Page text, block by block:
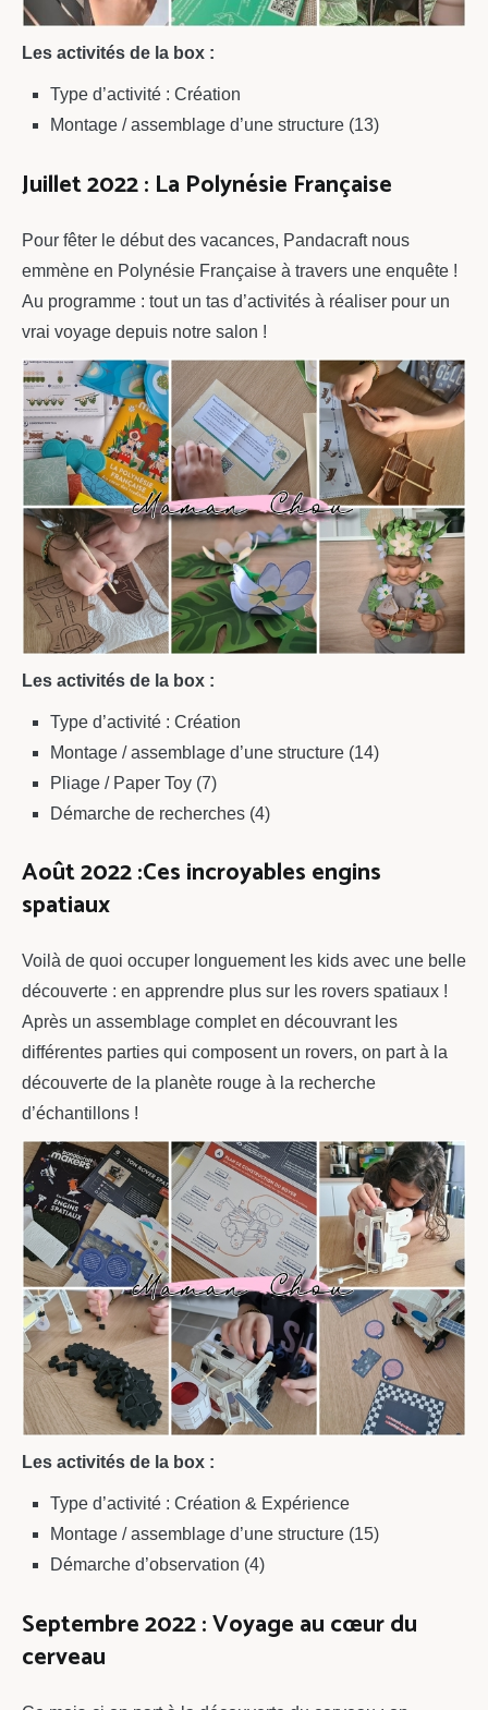
Les activités de la box :
Type d’activité : Création
Montage / assemblage d’une structure (13)
Juillet 2022 : La Polynésie Française
Pour fêter le début des vacances, Pandacraft nous
emmène en Polynésie Française à travers une enquête !
Au programme : tout un tas d’activités à réaliser pour un
vrai voyage depuis notre salon !
Les activités de la box :
Type d’activité : Création
Montage / assemblage d’une structure (14)
Pliage / Paper Toy (7)
Démarche de recherches (4)
Août 2022 :Ces incroyables engins
spatiaux
Voilà de quoi occuper longuement les kids avec une belle
découverte : en apprendre plus sur les rovers spatiaux !
Après un assemblage complet en découvrant les
différentes parties qui composent un rovers, on part à la
découverte de la planète rouge à la recherche
d’échantillons !
Les activités de la box :
Type d’activité : Création & Expérience
Montage / assemblage d’une structure (15)
Démarche d’observation (4)
Septembre 2022 : Voyage au cœur du
cerveau